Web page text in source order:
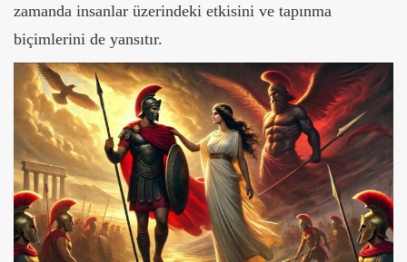
zamanda insanlar üzerindeki etkisini ve tapınma
biçimlerini de yansıtır.